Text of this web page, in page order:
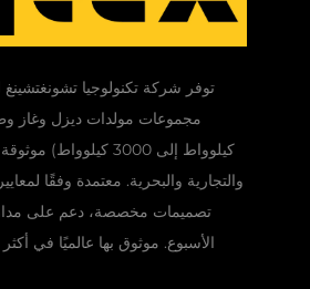
توفر شركة تكنولوجيا
كيلوواط إلى 3000
تصميمات مخصصة، دعم على